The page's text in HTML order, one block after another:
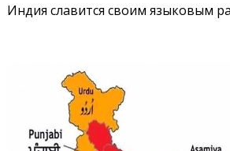
Индия славится своим языковым